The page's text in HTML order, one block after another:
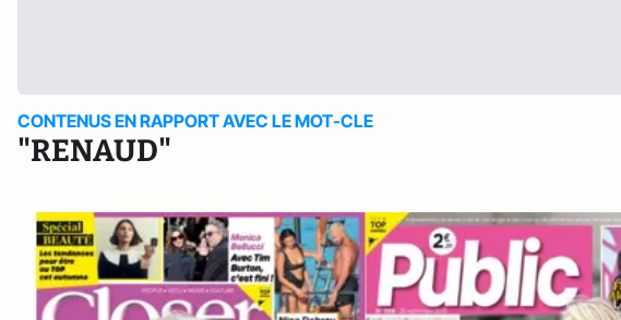
CONTENUS EN RAPPORT AVEC LE MOT-CLE
"RENAUD"